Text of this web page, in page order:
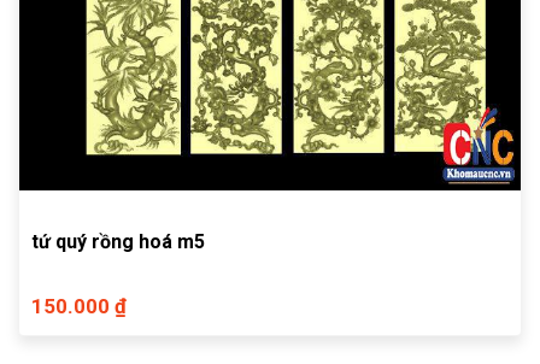
tứ quý rồng hoá m5
150.000 ₫